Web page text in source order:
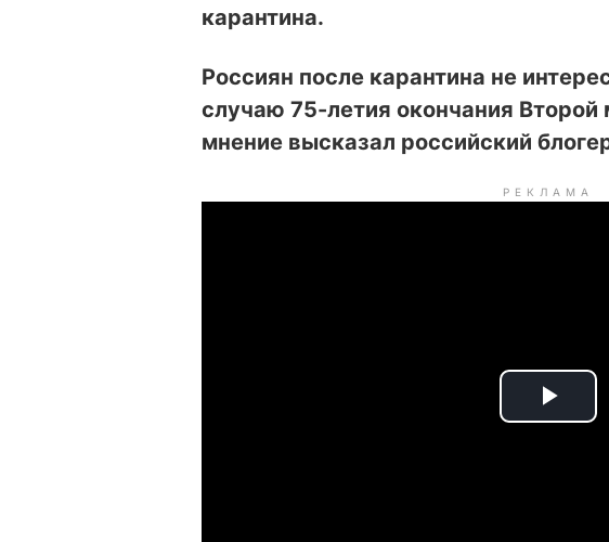
карантина.
Россиян после карантина не
случаю 75-летия окончания
мнение высказал российский
РЕКЛАМА
P